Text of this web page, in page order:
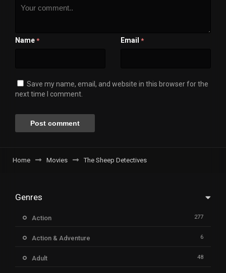
Name * Email *
Save my name, email, and website in this browser for the
next time I comment.
Home Movies The Sheep Detectives
Genres
Action 277
Action & Adventure 6
Adult 48